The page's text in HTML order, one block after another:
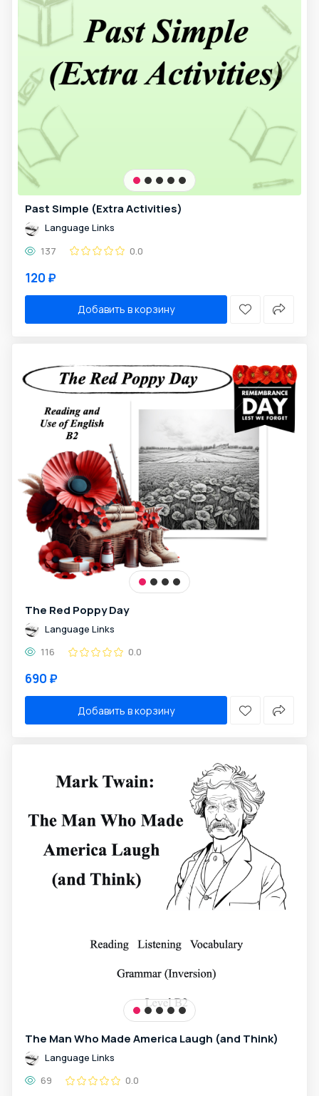
Past Simple (Extra Activities)
Language Links
137
0.0
120 ₽
Добавить в корзину
The Red Poppy Day
Language Links
116
0.0
690 ₽
Добавить в корзину
The Man Who Made America Laugh (and Think)
Language Links
69
0.0